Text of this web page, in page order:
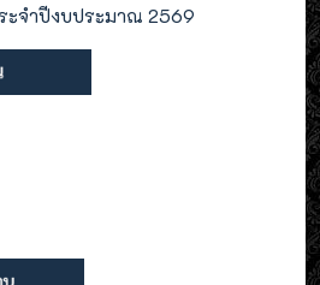
จำปีงบประมาณ 2569